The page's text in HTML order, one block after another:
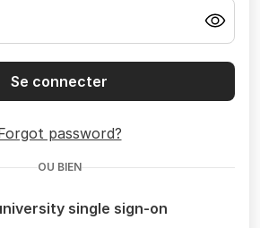
Se connecter
password?
OU BIEN
single sign-on